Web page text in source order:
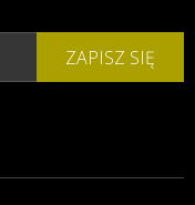
ZAPISZ SIĘ